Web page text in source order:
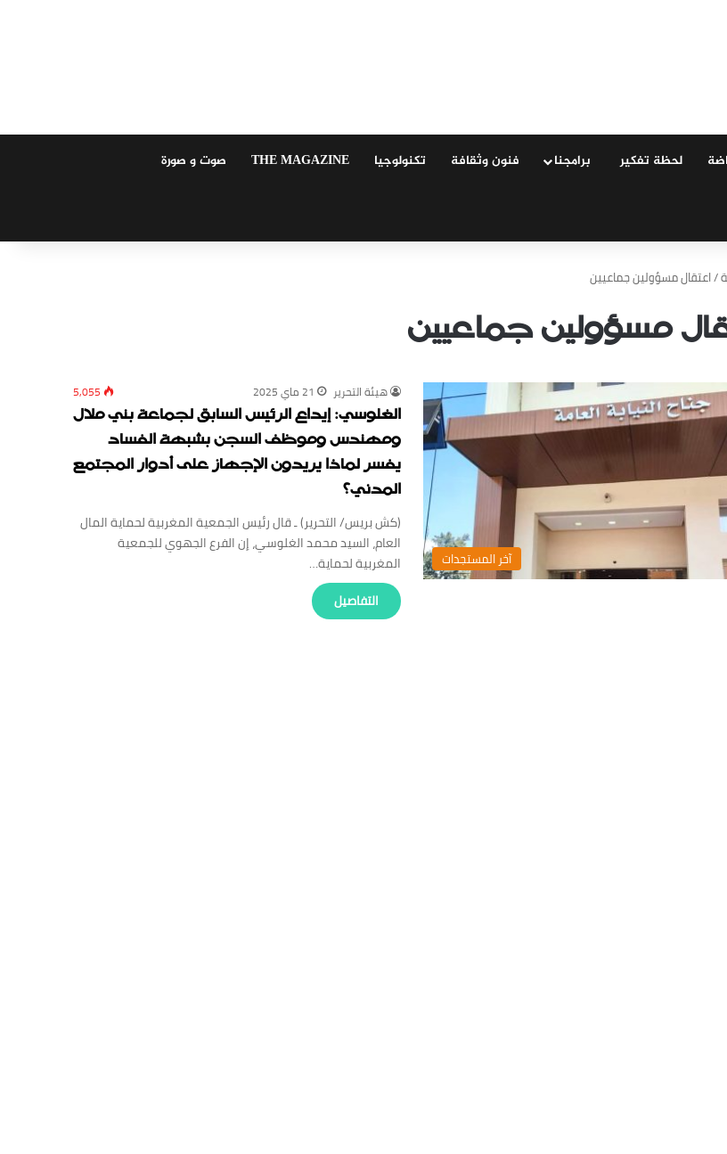
لحظة تفكير ‏ ‏برامجنا فنون وثقافة ‏تكنولوجيا THE MAGAZINE صوت و صورة
/اعتقال مسؤولين جماعيين
مسؤولين جماعيين
‏آخر المستجدات
‏هيئة ‏التحرير 21 ماي 2025 5,055
الغلوسي: إيداع الرئيس السابق لجماعة بني ملال
ومهندس وموظف السجن بشبهة الفساد
يفسر لماذا يريدون الإجهاز على أدوار المجتمع
المدني؟
(كش بريس/ التحرير) ـ قال رئيس الجمعية المغربية لحماية المال
العام، السيد محمد الغلوسي، إن الفرع الجهوي للجمعية
المغربية لحماية…
‏التفاصيل